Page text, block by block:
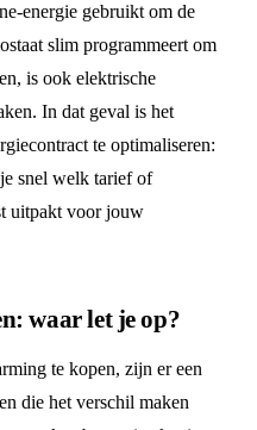
energie gebruikt om de
slim programmeert om
is ook elektrische
In dat geval is het
te optimaliseren:
snel welk tarief of
uitpakt voor jouw
waar let je op?
te kopen, zijn er een
die het verschil maken